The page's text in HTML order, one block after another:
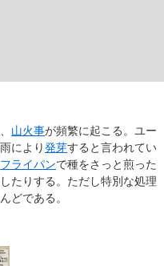
山火事が頻繁に起こる。ユー
により発芽すると言われてい
フライパンで種をさっと煎った
たりする。ただし特別な処理
どである。